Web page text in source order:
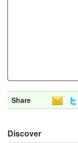
Share
Discover